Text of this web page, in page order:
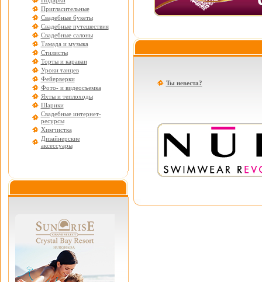
Пригласительные
Свадебные букеты
Свадебные путешествия
Свадебные салоны
Тамада и музыка
Стилисты
Торты и караваи
Уроки танцев
Фейерверки
Фото- и видеосъемка
Яхты и теплоходы
Шарики
Свадебные интернет-
ресурсы
Химчистка
Дизайнерские
аксессуары
Ты невеста?